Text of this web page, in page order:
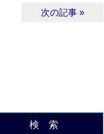
次の記事 »
検 索